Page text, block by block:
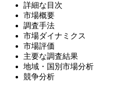
詳細な目次
市場概要
調査手法
市場ダイナミクス
市場評価
主要な調査結果
地域・国別市場分析
競争分析